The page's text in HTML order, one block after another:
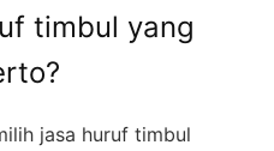
timbul yang
jasa huruf timbul